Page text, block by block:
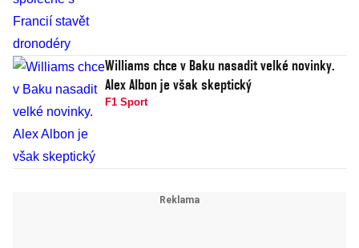
Williams chce v Baku nasadit velké novinky.
Alex Albon je však skeptický
F1 Sport